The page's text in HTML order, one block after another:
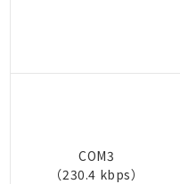
COM3
（230.4 kbps）